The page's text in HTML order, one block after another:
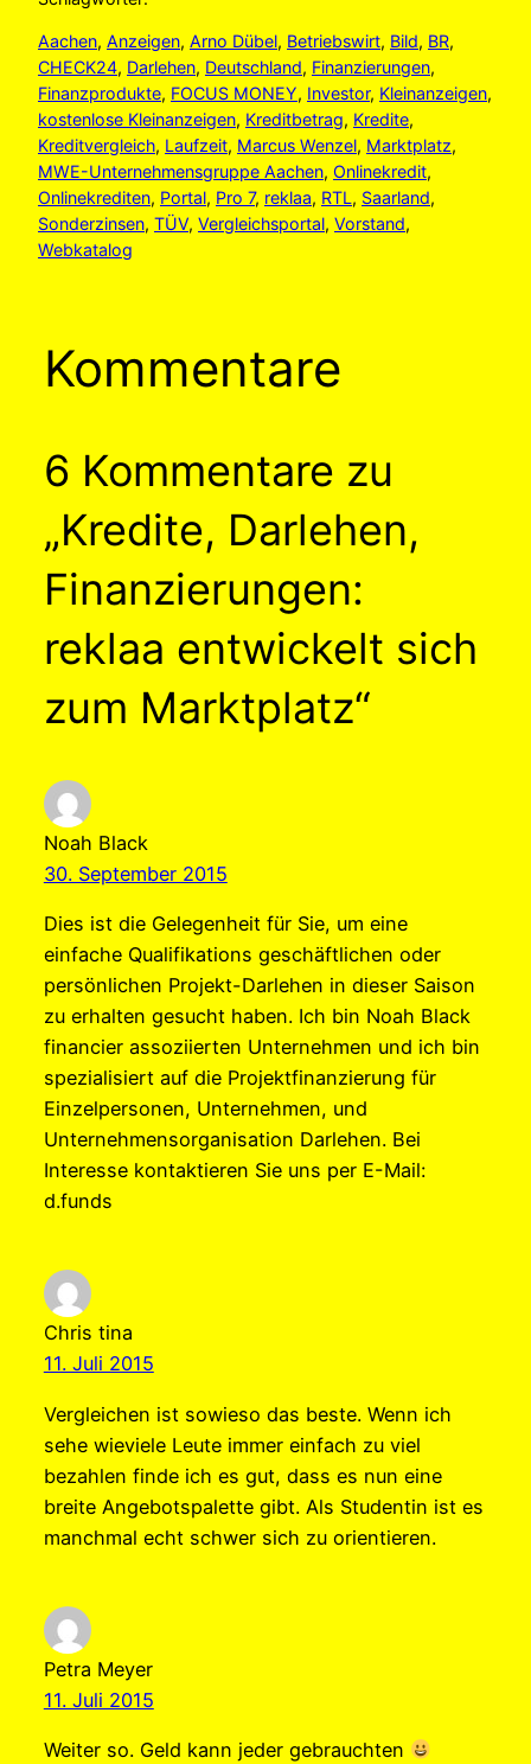
Aachen, Anzeigen, Arno Dübel, Betriebswirt, Bild, BR
CHECK24, Darlehen, Deutschland, Finanzierungen
Finanzprodukte, FOCUS MONEY, Investor, Kleinanzeigen
kostenlose Kleinanzeigen, Kreditbetrag, Kredite
Kreditvergleich, Laufzeit, Marcus Wenzel, Marktplatz
MWE-Unternehmensgruppe Aachen, Onlinekredit
Onlinekrediten, Portal, Pro 7, reklaa, RTL, Saarland
Sonderzinsen, TÜV, Vergleichsportal, Vorstand
Webkatalog
Kommentare
6 Kommentare zu
„Kredite, Darlehen,
Finanzierungen:
reklaa entwickelt sich
zum Marktplatz“
Noah Black
30. September 2015
Dies ist die Gelegenheit für Sie, um eine
einfache Qualifikations geschäftlichen oder
persönlichen Projekt-Darlehen in dieser Saison
zu erhalten gesucht haben. Ich bin Noah Black
financier assoziierten Unternehmen und ich bin
spezialisiert auf die Projektfinanzierung für
Einzelpersonen, Unternehmen, und
Unternehmensorganisation Darlehen. Bei
Interesse kontaktieren Sie uns per E-Mail:
d.funds
Chris tina
11. Juli 2015
Vergleichen ist sowieso das beste. Wenn ich
sehe wieviele Leute immer einfach zu viel
bezahlen finde ich es gut, dass es nun eine
breite Angebotspalette gibt. Als Studentin ist es
manchmal echt schwer sich zu orientieren.
Petra Meyer
11. Juli 2015
Weiter so. Geld kann jeder gebrauchten